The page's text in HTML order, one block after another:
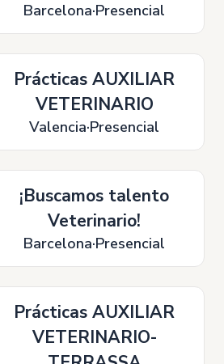
Barcelona Presencial
Prácticas AUXILIAR
VETERINARIO
Valencia Presencial
¡Buscamos talento
Veterinario!
Barcelona Presencial
Prácticas AUXILIAR
VETERINARIO-